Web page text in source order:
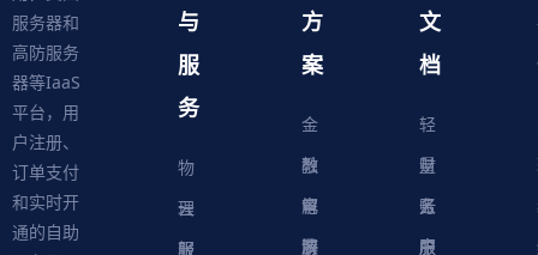
服务器和
高防服务
器等IaaS
平台，用
户注册、
订单支付
和实时开
通的自助
与
服
务
物
理
服
云
服
轻
方
案
金
融
解
决
教
育
解
电
商
游
文
档
轻
量
云
服
财
务
中
账
户
服